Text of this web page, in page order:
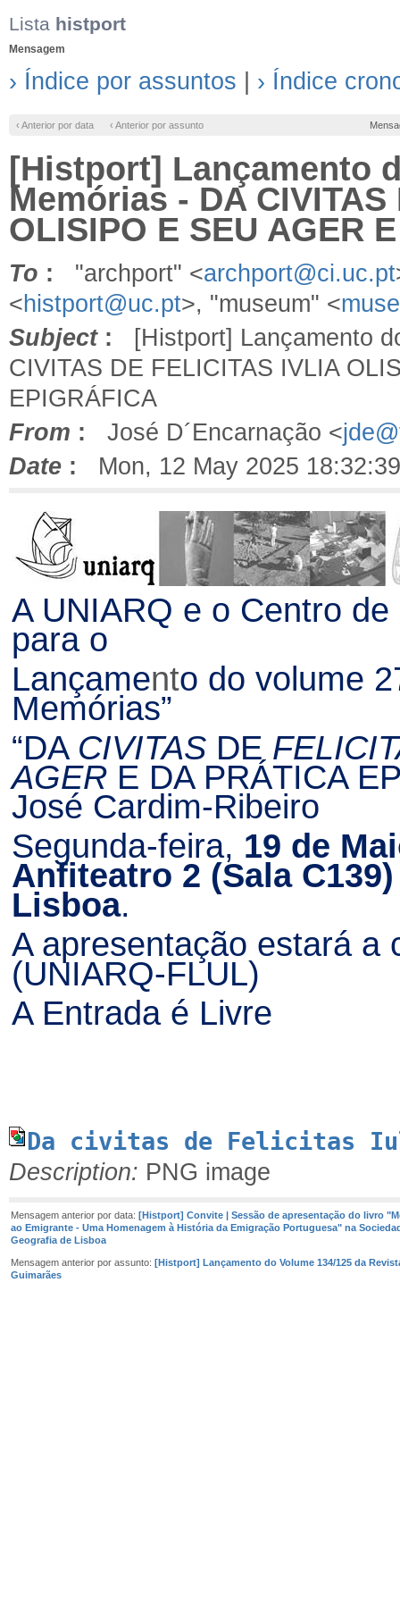
Lista histport
Mensagem
› Índice por assuntos › Índice
‹ Anterior por data ‹ Anterior por assunto
[Histport] Lançamento
Memórias - DA CIVITAS
OLISIPO E SEU AGER
To : "archport" <archport@ci.uc.pt
<histport@uc.pt>, "museum" <
Subject: [Histport] Lançamento
CIVITAS DE FELICITAS IVLIA
EPIGRÁFICA
From : José D´Encarnação <
Date : Mon, 12 May 2025
A UNIARQ e o Centro
para o
Lançamento do volume
Memórias”
“DA CIVITAS DE
AGER E DA PRÁTICA
José Cardim-Ribeiro
Segunda-feira, 19 de
Anfiteatro 2 (Sala
Lisboa.
A apresentação estará a
(UNIARQ-FLUL)
A Entrada é Livre
Da civitas de Felicitas
Description: PNG image
Mensagem anterior por data: [Histport] Convite | Sessão de apresentação do livro
ao Emigrante - Uma Homenagem à História da Emigração Portuguesa" na
Geografia de Lisboa
Mensagem anterior por assunto: [Histport] Lançamento do Volume 134/125 da
Guimarães